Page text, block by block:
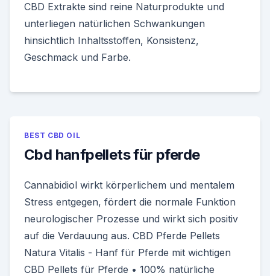
CBD Extrakte sind reine Naturprodukte und
unterliegen natürlichen Schwankungen
hinsichtlich Inhaltsstoffen, Konsistenz,
Geschmack und Farbe.
BEST CBD OIL
Cbd hanfpellets für pferde
Cannabidiol wirkt körperlichem und mentalem
Stress entgegen, fördert die normale Funktion
neurologischer Prozesse und wirkt sich positiv
auf die Verdauung aus. CBD Pferde Pellets
Natura Vitalis - Hanf für Pferde mit wichtigen
CBD Pellets für Pferde • 100% natürliche